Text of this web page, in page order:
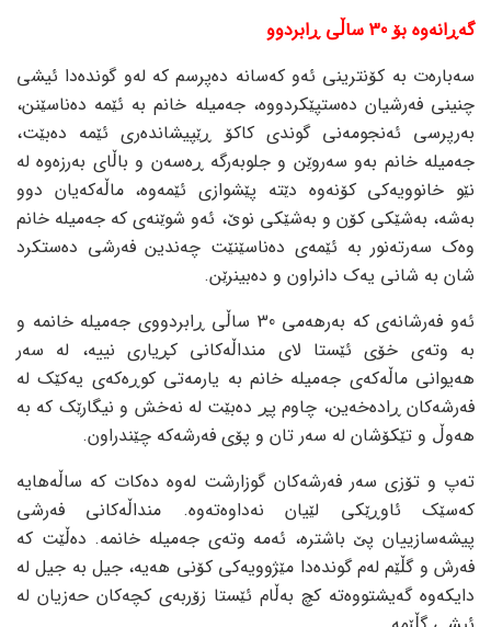
گەڕانەوە بۆ 30 ساڵی ڕابردوو
سەبارەت بە کۆنترینی ئەو کەسانە دەپرسم کە لەو گوندەدا ئیشی
چنینی فەرشیان دەستپێکردووە، جەمیلە خانم بە ئێمە دەناسێنن،
بەرپرسی ئەنجومەنی گوندی کاکۆ ڕێپیشاندەری ئێمە دەبێت،
جەمیلە خانم بەو سەروێن و جلوبەرگە ڕەسەن و باڵای بەرزەوە لە
نێو خانوویەکی کۆنەوە دێتە پێشوازی ئێمەوە، ماڵەکەیان دوو
بەشە، بەشێکی کۆن و بەشێکی نوێ، ئەو شوێنەی کە جەمیلە خانم
وەک سەرتەنور بە ئێمەی دەناسێنێت چەندین فەرشی دەستکرد
شان بە شانی یەک دانراون و دەبینرێن.
ئەو فەرشانەی کە بەرهەمی 30 ساڵی ڕابردووی جەمیلە خانمە و
بە وتەی خۆی ئێستا لای منداڵەکانی کڕیاری نییە، لە سەر
هەیوانی ماڵەکەی جەمیلە خانم بە یارمەتی کوڕەکەی یەکێک لە
فەرشەکان ڕادەخەین، چاوم پڕ دەبێت لە نەخش و نیگارێک کە بە
هەوڵ و تێکۆشان لە سەر تان و پۆی فەرشەکە چێندراون.
تەپ و تۆزی سەر فەرشەکان گوزارشت لەوە دەکات کە ساڵەهایە
کەسێک ئاوڕێکی لێیان نەداوەتەوە. منداڵەکانی فەرشی
پیشەسازییان پێ باشترە، ئەمە وتەی جەمیلە خانمە. دەڵێت کە
فەرش و گڵێم لەم گوندەدا مێژوویەکی کۆنی هەیە، جیل بە جیل لە
دایکەوە گەیشتووەتە کچ بەڵام ئێستا زۆربەی کچەکان حەزیان لە